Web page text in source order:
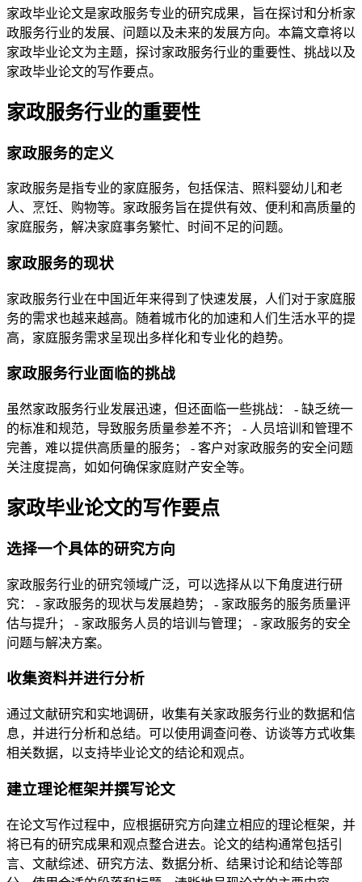
家政毕业论文是家政服务专业的研究成果，旨在探讨和分析家
政服务行业的发展、问题以及未来的发展方向。本篇文章将以
家政毕业论文为主题，探讨家政服务行业的重要性、挑战以及
家政毕业论文的写作要点。
家政服务行业的重要性
家政服务的定义
家政服务是指专业的家庭服务，包括保洁、照料婴幼儿和老
人、烹饪、购物等。家政服务旨在提供有效、便利和高质量的
家庭服务，解决家庭事务繁忙、时间不足的问题。
家政服务的现状
家政服务行业在中国近年来得到了快速发展，人们对于家庭服
务的需求也越来越高。随着城市化的加速和人们生活水平的提
高，家庭服务需求呈现出多样化和专业化的趋势。
家政服务行业面临的挑战
虽然家政服务行业发展迅速，但还面临一些挑战： - 缺乏统一
的标准和规范，导致服务质量参差不齐； - 人员培训和管理不
完善，难以提供高质量的服务； - 客户对家政服务的安全问题
关注度提高，如如何确保家庭财产安全等。
家政毕业论文的写作要点
选择一个具体的研究方向
家政服务行业的研究领域广泛，可以选择从以下角度进行研
究： - 家政服务的现状与发展趋势； - 家政服务的服务质量评
估与提升； - 家政服务人员的培训与管理； - 家政服务的安全
问题与解决方案。
收集资料并进行分析
通过文献研究和实地调研，收集有关家政服务行业的数据和信
息，并进行分析和总结。可以使用调查问卷、访谈等方式收集
相关数据，以支持毕业论文的结论和观点。
建立理论框架并撰写论文
在论文写作过程中，应根据研究方向建立相应的理论框架，并
将已有的研究成果和观点整合进去。论文的结构通常包括引
言、文献综述、研究方法、数据分析、结果讨论和结论等部